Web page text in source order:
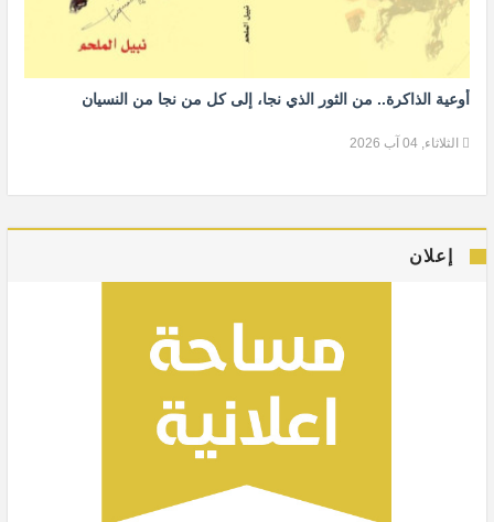
أوعية الذاكرة.. من الثور الذي نجا، إلى كل من نجا من النسيان
الثلاثاء, 04 آب 2026
إعلان